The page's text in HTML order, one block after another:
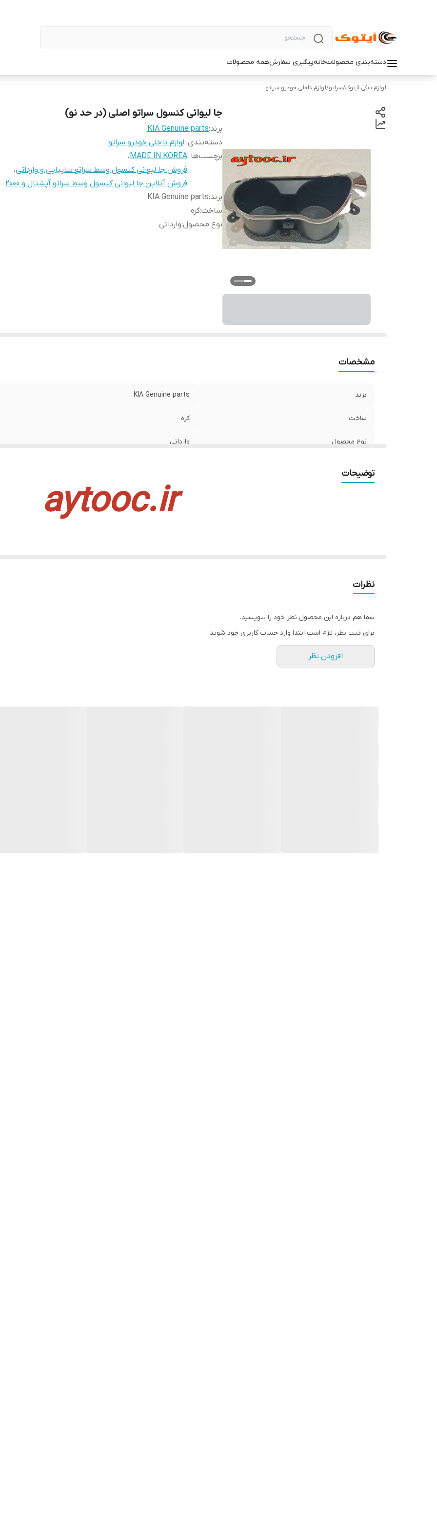
دسته‌بندی محصولاتخانهپیگیری سفارشهمه محصولات
لوازم یدکی آیتوک/سراتو/لوازم داخلی خودرو سراتو
جا لیوانی کنسول سراتو اصلی (در حد نو)
برند:KIA Genuine parts
دسته‌بندی: لوازم داخلی خودرو سراتو
برچسب‌ها :MADE IN KOREA،
فروش جا لیوانی کنسول وسط سراتو سایپایی و وارداتی،
فروش آنلاین جا لیوانی کنسول وسط سراتو آپشنال و 2000
برند:
KIA Genuine parts
ساخت:کره
نوع محصول:وارداتی
مشخصات
برند KIA Genuine parts
ساخت کره
نوع محصول وارداتی
توضیحات
aytooc.ir
نظرات
شما هم درباره این محصول نظر خود را بنویسید.
برای ثبت نظر، لازم است ابتدا وارد حساب کاربری خود شوید.
افزودن نظر